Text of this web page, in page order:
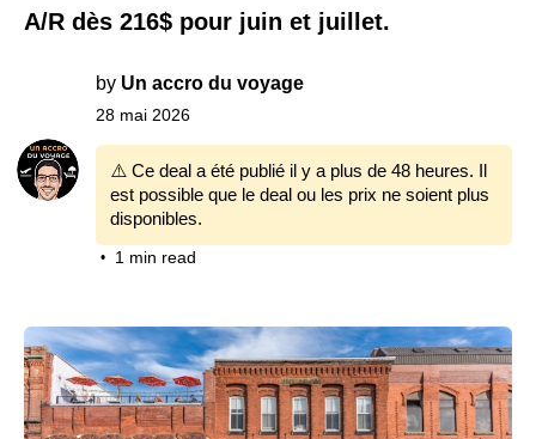
A/R dès 216$ pour juin et juillet.
by Un accro du voyage
28 mai 2026
⚠️ Ce deal a été publié il y a plus de 48 heures. Il
est possible que le deal ou les prix ne soient plus
disponibles.
• 1 min read